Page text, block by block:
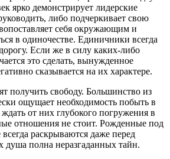
ярко демонстрирует лидерские
либо подчеркивает свою
себя окружающим и
в одиночестве. Единичники всегда
Если же в силу каких-либо
это сделать, вынужденное
сказывается на их характере.
получить свободу. Большинство из
ощущает необходимость побыть в
от них глубокого погружения в
отношения не стоит. Рожденные под
раскрываются даже перед
полна неразгаданных тайн.